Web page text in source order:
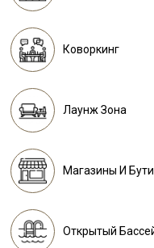
Коворкинг
Лаунж Зона
Магазины И
Открытый